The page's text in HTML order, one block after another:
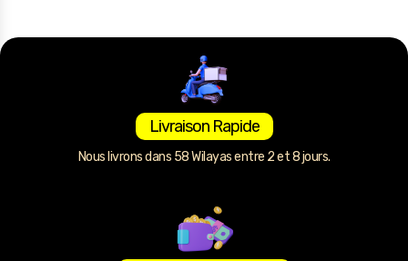
Livraison Rapide
Nous livrons dans 58 Wilayas entre 2 et 8 jours.